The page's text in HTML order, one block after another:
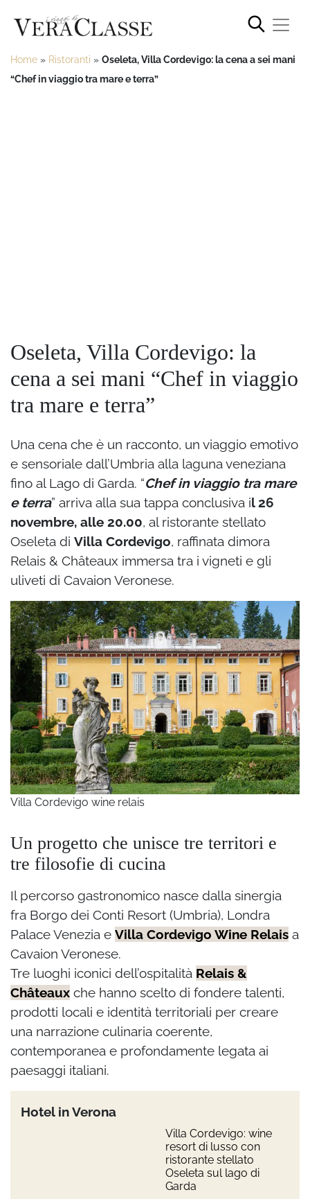
Home » Ristoranti » Oseleta, Villa Cordevigo: la cena a sei mani
“Chef in viaggio tra mare e terra”
Oseleta, Villa Cordevigo: la
cena a sei mani “Chef in viaggio
tra mare e terra”
Una cena che è un racconto, un viaggio emotivo
e sensoriale dall’Umbria alla laguna veneziana
fino al Lago di Garda. “Chef in viaggio tra mare
e terra” arriva alla sua tappa conclusiva il 26
novembre, alle 20.00, al ristorante stellato
Oseleta di Villa Cordevigo, raffinata dimora
Relais & Châteaux immersa tra i vigneti e gli
uliveti di Cavaion Veronese.
Villa Cordevigo wine relais
Un progetto che unisce tre territori e
tre filosofie di cucina
Il percorso gastronomico nasce dalla sinergia
fra Borgo dei Conti Resort (Umbria), Londra
Palace Venezia e Villa Cordevigo Wine Relais a
Cavaion Veronese.
Tre luoghi iconici dell’ospitalità Relais &
Châteaux che hanno scelto di fondere talenti,
prodotti locali e identità territoriali per creare
una narrazione culinaria coerente,
contemporanea e profondamente legata ai
paesaggi italiani.
Hotel in Verona
Villa Cordevigo: wine
resort di lusso con
ristorante stellato
Oseleta sul lago di
Garda